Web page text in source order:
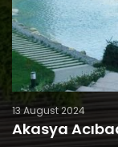
13 August 2024
Akasya